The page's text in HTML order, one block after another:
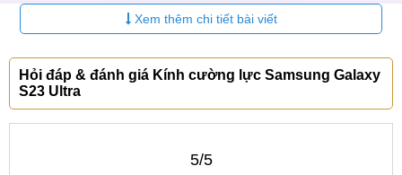
Xem thêm chi tiết bài viết
Hỏi đáp & đánh giá Kính cường lực Samsung Galaxy
S23 Ultra
5/5